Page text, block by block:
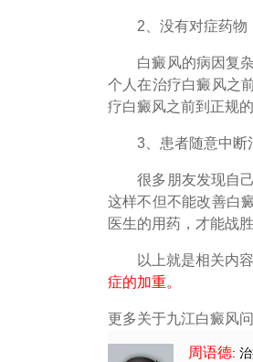
2、没有对症药物
白癜风的病因复杂
个人在治疗白癜风之
疗白癜风之前到正规
3、患者随意中断
很多朋友发现自己
这样不但不能改善白
医生的用药，才能战胜
以上就是相关内容
症的加重。
更多关于九江白癜风
周语德: